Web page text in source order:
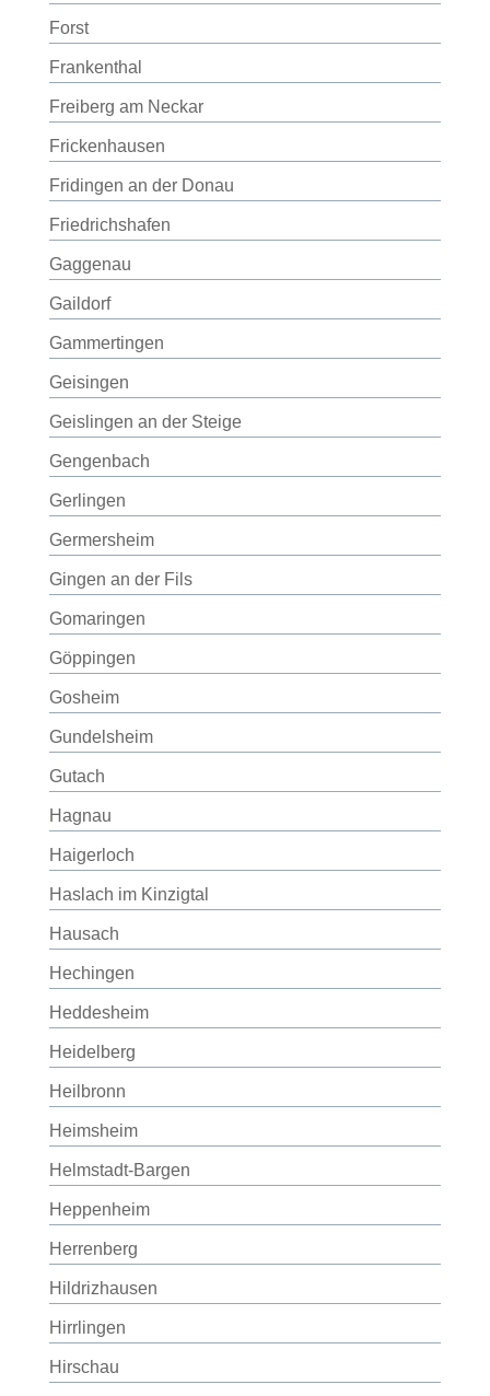
Forst
Frankenthal
Freiberg am Neckar
Frickenhausen
Fridingen an der Donau
Friedrichshafen
Gaggenau
Gaildorf
Gammertingen
Geisingen
Geislingen an der Steige
Gengenbach
Gerlingen
Germersheim
Gingen an der Fils
Gomaringen
Göppingen
Gosheim
Gundelsheim
Gutach
Hagnau
Haigerloch
Haslach im Kinzigtal
Hausach
Hechingen
Heddesheim
Heidelberg
Heilbronn
Heimsheim
Helmstadt-Bargen
Heppenheim
Herrenberg
Hildrizhausen
Hirrlingen
Hirschau